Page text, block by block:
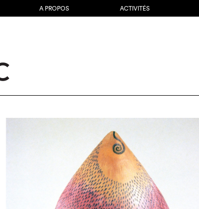
A PROPOS ACTIVITÉS